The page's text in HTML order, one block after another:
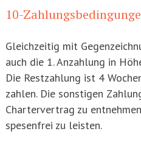
10-
Gleichzeitig mit
auch die 1. Anzahlung in
Die Restzahlung ist 4
zahlen. Die sonstigen
Chartervertrag zu
spesenfrei zu leisten.